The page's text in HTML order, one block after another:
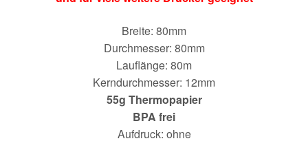
Breite: 80mm
Durchmesser: 80mm
Lauflänge: 80m
Kerndurchmesser: 12mm
55g Thermopapier
BPA frei
Aufdruck: ohne